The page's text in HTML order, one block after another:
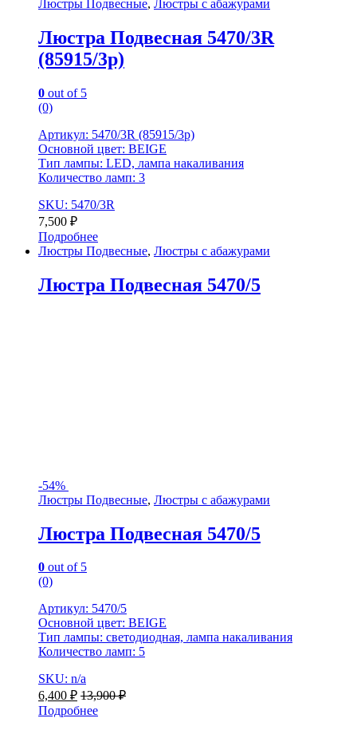
Люстры Подвесные, Люстры с абажурами
Люстра Подвесная 5470/3R
(85915/3p)
0 out of 5
(0)
Артикул: 5470/3R (85915/3p)
Основной цвет: BEIGE
Тип лампы: LED, лампа накаливания
Количество ламп: 3
SKU: 5470/3R
7,500 ₽
Подробнее
Люстры Подвесные, Люстры с абажурами
Люстра Подвесная 5470/5
-54%
Люстры Подвесные, Люстры с абажурами
Люстра Подвесная 5470/5
0 out of 5
(0)
Артикул: 5470/5
Основной цвет: BEIGE
Тип лампы: светодиодная, лампа накаливания
Количество ламп: 5
SKU: n/a
6,400 ₽ 13,900₽
Подробнее